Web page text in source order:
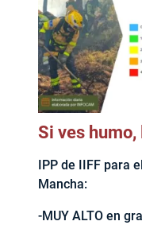
Si ves
IPP de IIFF para
Mancha:
-MUY ALTO en